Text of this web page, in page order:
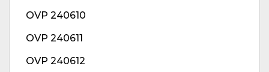
OVP 240610
OVP 240611
OVP 240612